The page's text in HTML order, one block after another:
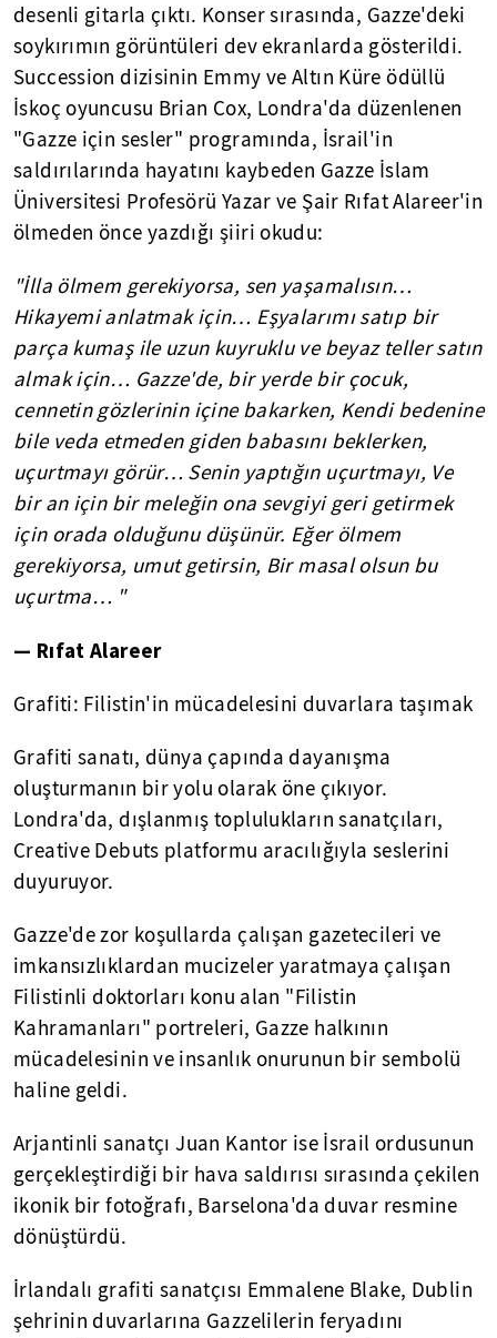
desenli gitarla çıktı. Konser sırasında, Gazze'deki
soykırımın görüntüleri dev ekranlarda gösterildi.
Succession dizisinin Emmy ve Altın Küre ödüllü
İskoç oyuncusu Brian Cox, Londra'da düzenlenen
"Gazze için sesler" programında, İsrail'in
saldırılarında hayatını kaybeden Gazze İslam
Üniversitesi Profesörü Yazar ve Şair Rıfat Alareer'in
ölmeden önce yazdığı şiiri okudu:
"İlla ölmem gerekiyorsa, sen yaşamalısın…
Hikayemi anlatmak için… Eşyalarımı satıp bir
parça kumaş ile uzun kuyruklu ve beyaz teller satın
almak için… Gazze'de, bir yerde bir çocuk,
cennetin gözlerinin içine bakarken, Kendi bedenine
bile veda etmeden giden babasını beklerken,
uçurtmayı görür… Senin yaptığın uçurtmayı, Ve
bir an için bir meleğin ona sevgiyi geri getirmek
için orada olduğunu düşünür. Eğer ölmem
gerekiyorsa, umut getirsin, Bir masal olsun bu
uçurtma… "
— Rıfat Alareer
Grafiti: Filistin'in mücadelesini duvarlara taşımak
Grafiti sanatı, dünya çapında dayanışma
oluşturmanın bir yolu olarak öne çıkıyor.
Londra'da, dışlanmış toplulukların sanatçıları,
Creative Debuts platformu aracılığıyla seslerini
duyuruyor.
Gazze'de zor koşullarda çalışan gazetecileri ve
imkansızlıklardan mucizeler yaratmaya çalışan
Filistinli doktorları konu alan "Filistin
Kahramanları" portreleri, Gazze halkının
mücadelesinin ve insanlık onurunun bir sembolü
haline geldi.
Arjantinli sanatçı Juan Kantor ise İsrail ordusunun
gerçekleştirdiği bir hava saldırısı sırasında çekilen
ikonik bir fotoğrafı, Barselona'da duvar resmine
dönüştürdü.
İrlandalı grafiti sanatçısı Emmalene Blake, Dublin
şehrinin duvarlarına Gazzelilerin feryadını